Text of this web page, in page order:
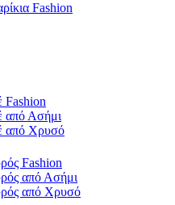
Fashion
Fashion
από Ασήμι
από Χρυσό
Fashion
από Ασήμι
από Χρυσό